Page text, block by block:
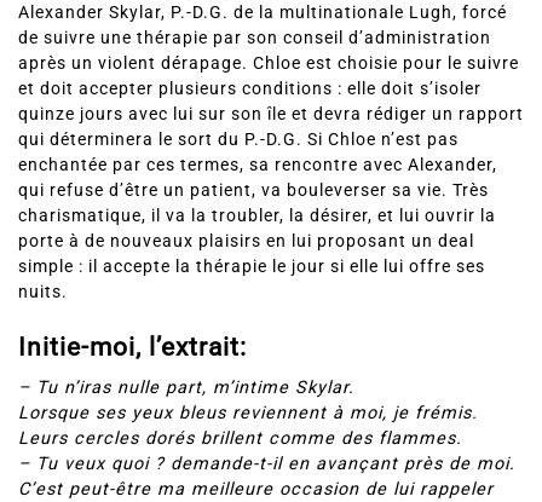
Alexander Skylar, P.-D.G. de la multinationale Lugh, forcé
de suivre une thérapie par son conseil d’administration
après un violent dérapage. Chloe est choisie pour le suivre
et doit accepter plusieurs conditions : elle doit s’isoler
quinze jours avec lui sur son île et devra rédiger un rapport
qui déterminera le sort du P.-D.G. Si Chloe n’est pas
enchantée par ces termes, sa rencontre avec Alexander,
qui refuse d’être un patient, va bouleverser sa vie. Très
charismatique, il va la troubler, la désirer, et lui ouvrir la
porte à de nouveaux plaisirs en lui proposant un deal
simple : il accepte la thérapie le jour si elle lui offre ses
nuits.
Initie-moi, l’extrait:
– Tu n’iras nulle part, m’intime Skylar.
Lorsque ses yeux bleus reviennent à moi, je frémis.
Leurs cercles dorés brillent comme des flammes.
– Tu veux quoi ? demande-t-il en avançant près de moi.
C’est peut-être ma meilleure occasion de lui rappeler